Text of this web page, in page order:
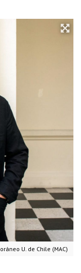
U. de Chile (MAC)